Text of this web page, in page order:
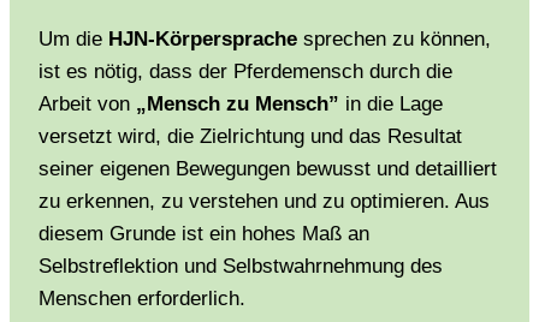
Um die HJN-Körpersprache sprechen zu können,
ist es nötig, dass der Pferdemensch durch die
Arbeit von „Mensch zu Mensch” in die Lage
versetzt wird, die Zielrichtung und das Resultat
seiner eigenen Bewegungen bewusst und detailliert
zu erkennen, zu verstehen und zu optimieren. Aus
diesem Grunde ist ein hohes Maß an
Selbstreflektion und Selbstwahrnehmung des
Menschen erforderlich.